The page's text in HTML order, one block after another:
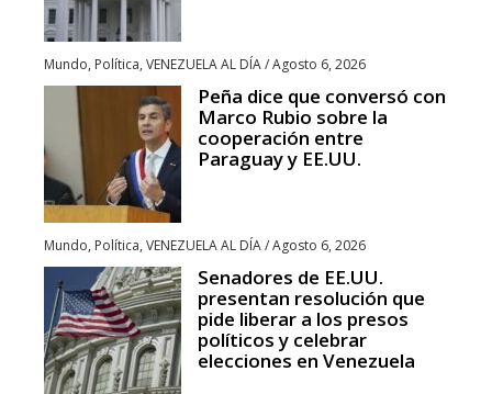
Mundo, Política, VENEZUELA AL DÍA/Agosto 6, 2026
Peña dice que conversó con
Marco Rubio sobre la
cooperación entre
Paraguay y EE.UU.
Mundo, Política, VENEZUELA AL DÍA/Agosto 6, 2026
Senadores de EE.UU.
presentan resolución que
pide liberar a los presos
políticos y celebrar
elecciones en Venezuela